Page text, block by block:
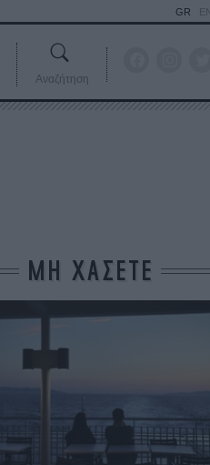
GR EN
Αναζήτηση
ΜΗ ΧΑΣΕΤΕ